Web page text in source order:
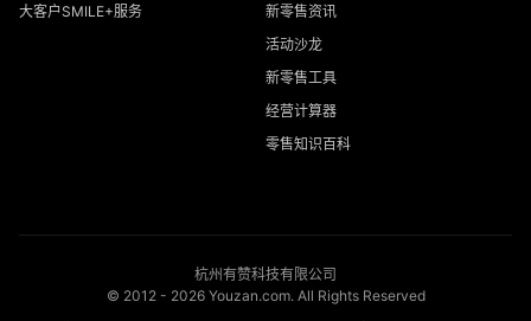
大客户SMILE+服务
新零售资讯
活动沙龙
新零售工具
经营计算器
零售知识百科
杭州有赞科技有限公司
© 2012 - 2026Youzan.com. All Rights Reserved